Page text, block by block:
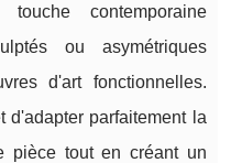
contemporaine
ou asymétriques
d'art fonctionnelles.
d'adapter parfaitement la
pièce tout en créant un